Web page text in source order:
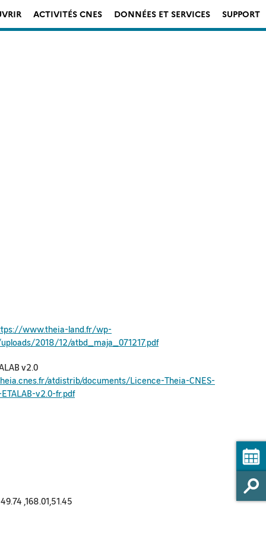
ACTIVITÉS CNES DONNÉES ET SERVICES SUPPORT
www.theia-land.fr/wp-
2018/12/atbd_maja_071217.pdf
v2.0
atdistrib/documents/Licence-Theia-CNES-
v2.0-fr.pdf
,168.01,51.45